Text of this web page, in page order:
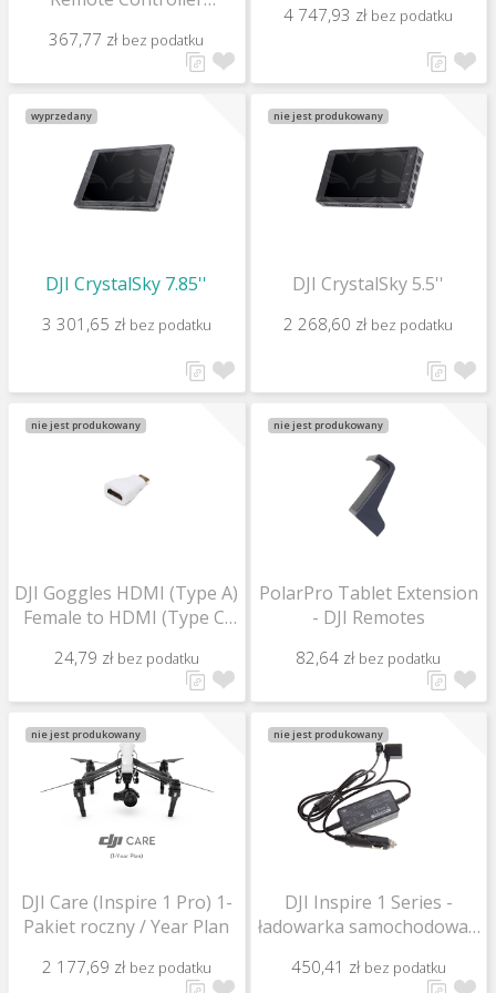
367,77 zł bez podatku
4 747,93 zł bez podatku
wyprzedany
DJI CrystalSky 7.85''
3 301,65 zł bez podatku
nie jest produkowany
DJI CrystalSky 5.5''
2 268,60 zł bez podatku
nie jest produkowany
DJI Goggles HDMI (Type A)
Female to HDMI (Type C)
24,79 zł bez podatku
nie jest produkowany
PolarPro Tablet Extension
- DJI Remotes
82,64 zł bez podatku
nie jest produkowany
DJI Care (Inspire 1 Pro) 1-
Pakiet roczny / Year Plan
2 177,69 zł bez podatku
nie jest produkowany
DJI Inspire 1 Series -
ładowarka samochodowa /
450,41 zł bez podatku